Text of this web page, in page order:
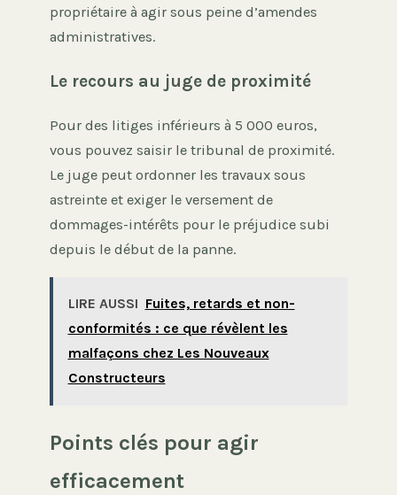
propriétaire à agir sous peine d’amendes
administratives.
Le recours au juge de proximité
Pour des litiges inférieurs à 5 000 euros,
vous pouvez saisir le tribunal de proximité.
Le juge peut ordonner les travaux sous
astreinte et exiger le versement de
dommages-intérêts pour le préjudice subi
depuis le début de la panne.
LIRE AUSSI Fuites, retards et non-
conformités : ce que révèlent les
malfaçons chez Les Nouveaux
Constructeurs
Points clés pour agir
efficacement